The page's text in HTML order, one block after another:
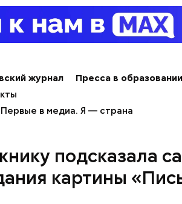
журнал
Пресса в образовании
Первые в медиа. Я — страна
подсказала
картины
огромное количество